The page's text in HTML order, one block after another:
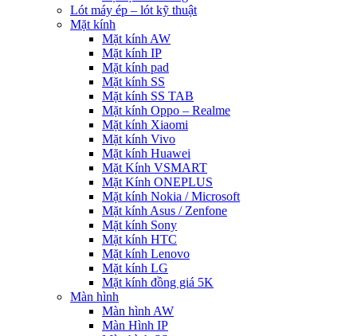
Lót máy ép – lót kỹ thuật
Mặt kính
Mặt kính AW
Mặt kính IP
Mặt kính pad
Mặt kính SS
Mặt kính SS TAB
Mặt kính Oppo – Realme
Mặt kính Xiaomi
Mặt kính Vivo
Mặt kính Huawei
Mặt Kính VSMART
Mặt Kính ONEPLUS
Mặt kính Nokia / Microsoft
Mặt kính Asus / Zenfone
Mặt kính Sony
Mặt kính HTC
Mặt kính Lenovo
Mặt kính LG
Mặt kính đồng giá 5K
Màn hình
Màn hình AW
Màn Hình IP